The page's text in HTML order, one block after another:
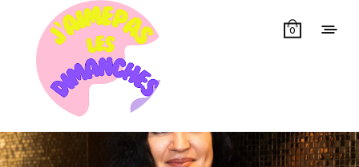
0